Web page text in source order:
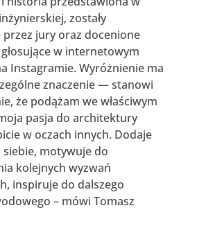
zostały
jury oraz docenione
w internetowym
Instagramie. Wyróżnienie ma
znaczenie — stanowi
że podążam we właściwym
pasja do architektury
w oczach innych. Dodaje
motywuje do
kolejnych wyzwań
inspiruje do dalszego
– mówi Tomasz